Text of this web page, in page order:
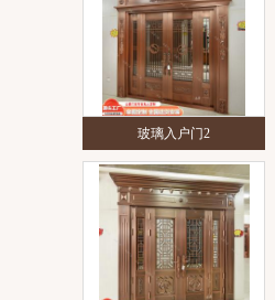
玻璃入户门2